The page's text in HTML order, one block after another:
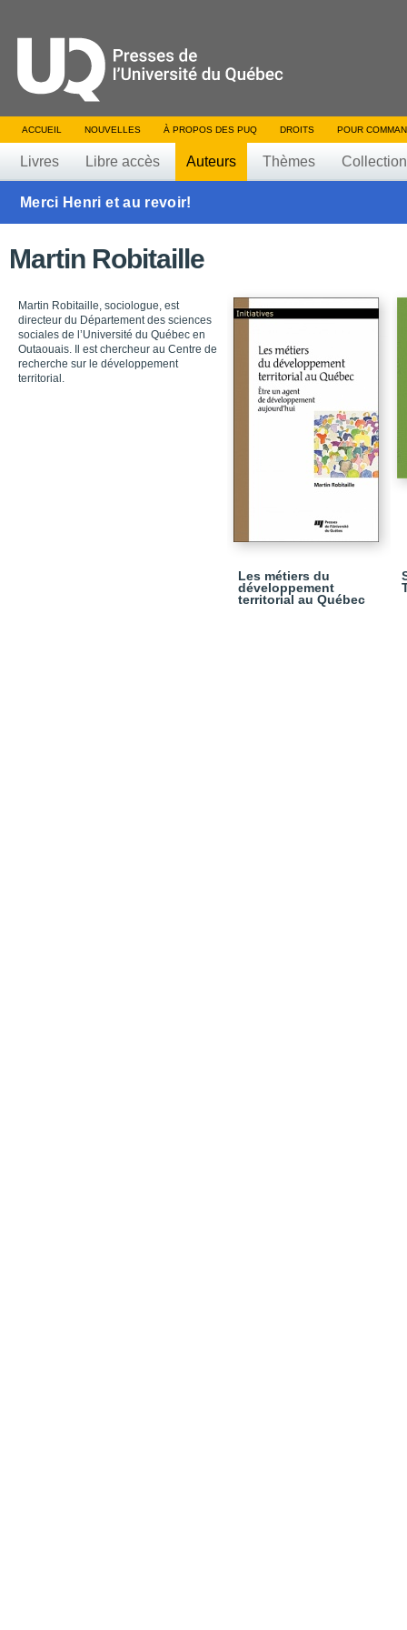
ACCUEIL NOUVELLES À PROPOS DES PUQ DROITS POUR
Livres Libre accès Auteurs Thèmes
Merci Henri et au revoir!
Martin Robitaille
Martin Robitaille, sociologue, est
directeur du Département des sciences
sociales de l’Université du Québec en
Outaouais. Il est chercheur au Centre de
recherche sur le développement
territorial.
Les métiers du
développement
territorial au Québec